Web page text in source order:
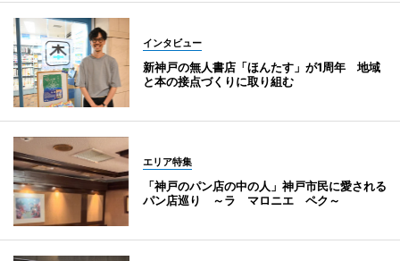
インタビュー
新神戸の無人書店「ほんたす」が1周年 地域
と本の接点づくりに取り組む
エリア特集
「神戸のパン店の中の人」神戸市民に愛される
パン店巡り ～ラ マロニエ ペク～